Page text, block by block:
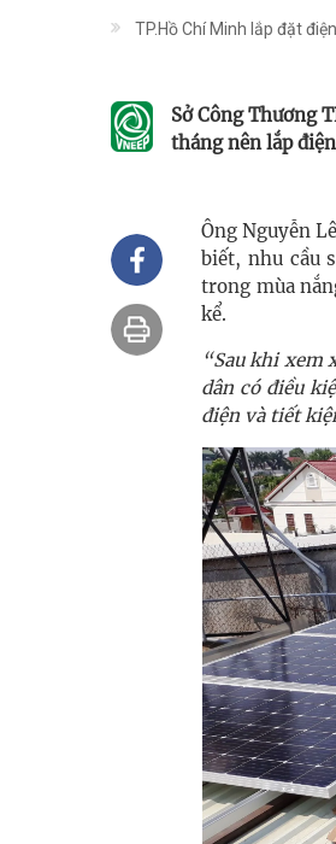
TP.Hồ Chí Minh lắp đặt
Sở Công Thương
tháng nên lắp
Ông Nguyễn
biết, nhu cầu
trong mùa
kể.
“Sau khi xem
dân có điều
điện và tiết